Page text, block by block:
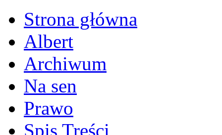
Strona główna
Albert
Archiwum
Na sen
Prawo
Spis Treści